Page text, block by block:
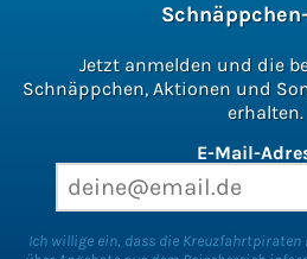
Jetzt anmelden und die
Schnäppchen, Aktionen und
erhalten.
E-Mail-
Ich willige ein, dass die